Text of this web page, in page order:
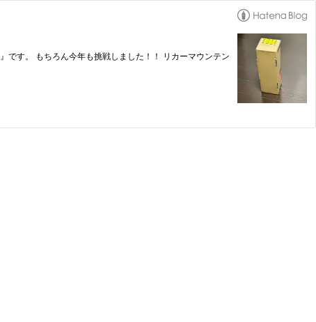
です。 もちろん今年も挑戦しました！！ リカーマウンテン